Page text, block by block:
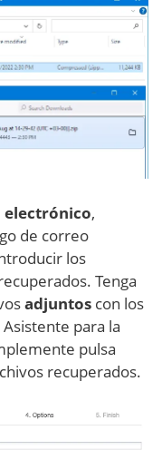
electrónico,
de correo
los
Tenga
adjuntos con los
para la
pulsa
recuperados.